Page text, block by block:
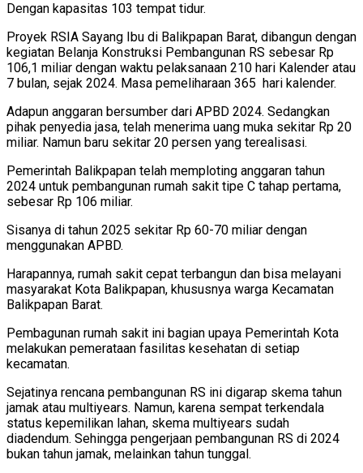
Dengan kapasitas 103 tempat tidur.
Proyek RSIA Sayang Ibu di Balikpapan Barat, dibangun dengan
kegiatan Belanja Konstruksi Pembangunan RS sebesar Rp
106,1 miliar dengan waktu pelaksanaan 210 hari Kalender atau
7 bulan, sejak 2024. Masa pemeliharaan 365 hari kalender.
Adapun anggaran bersumber dari APBD 2024. Sedangkan
pihak penyedia jasa, telah menerima uang muka sekitar Rp 20
miliar. Namun baru sekitar 20 persen yang terealisasi.
Pemerintah Balikpapan telah memploting anggaran tahun
2024 untuk pembangunan rumah sakit tipe C tahap pertama,
sebesar Rp 106 miliar.
Sisanya di tahun 2025 sekitar Rp 60-70 miliar dengan
menggunakan APBD.
Harapannya, rumah sakit cepat terbangun dan bisa melayani
masyarakat Kota Balikpapan, khususnya warga Kecamatan
Balikpapan Barat.
Pembagunan rumah sakit ini bagian upaya Pemerintah Kota
melakukan pemerataan fasilitas kesehatan di setiap
kecamatan.
Sejatinya rencana pembangunan RS ini digarap skema tahun
jamak atau multiyears. Namun, karena sempat terkendala
status kepemilikan lahan, skema multiyears sudah
diadendum. Sehingga pengerjaan pembangunan RS di 2024
bukan tahun jamak, melainkan tahun tunggal.